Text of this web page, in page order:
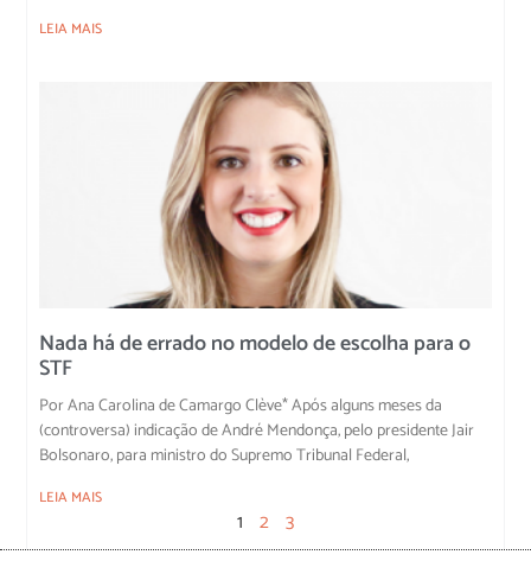
LEIA MAIS
Nada há de errado no modelo de escolha para o
STF
Por Ana Carolina de Camargo Clève* Após alguns meses da
(controversa) indicação de André Mendonça, pelo presidente Jair
Bolsonaro, para ministro do Supremo Tribunal Federal,
LEIA MAIS
1 2 3